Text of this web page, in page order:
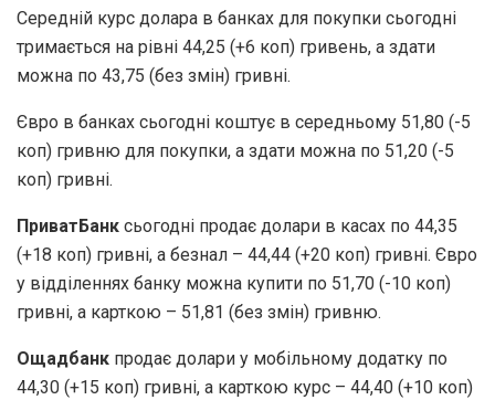
Середній курс долара в банках для покупки сьогодні
тримається на рівні 44,25 (+6 коп) гривень, а здати
можна по 43,75 (без змін) гривні.
Євро в банках сьогодні коштує в середньому 51,80 (-5
коп) гривню для покупки, а здати можна по 51,20 (-5
коп) гривні.
ПриватБанк сьогодні продає долари в касах по 44,35
(+18 коп) гривні, а безнал – 44,44 (+20 коп) гривні. Євро
у відділеннях банку можна купити по 51,70 (-10 коп)
гривні, а карткою – 51,81 (без змін) гривню.
Ощадбанк продає долари у мобільному додатку по
44,30 (+15 коп) гривні, а карткою курс – 44,40 (+10 коп)